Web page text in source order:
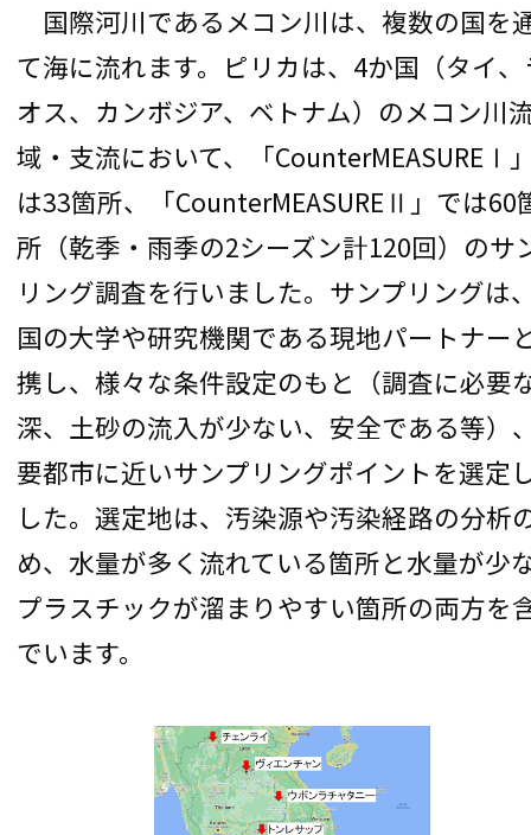
国際河川であるメコン川は、複数の国を
て海に流れます。ピリカは、4か国（タイ
オス、カンボジア、ベトナム）のメコン川
域・支流において、「CounterMEASUREⅠ
は33箇所、「CounterMEASUREⅡ」では60
所（乾季・雨季の2シーズン計120回）のサ
リング調査を行いました。サンプリングは
国の大学や研究機関である現地パートナー
携し、様々な条件設定のもと（調査に必要
深、土砂の流入が少ない、安全である等）
要都市に近いサンプリングポイントを選定
した。選定地は、汚染源や汚染経路の分析
め、水量が多く流れている箇所と水量が少
プラスチックが溜まりやすい箇所の両方を
でいます。